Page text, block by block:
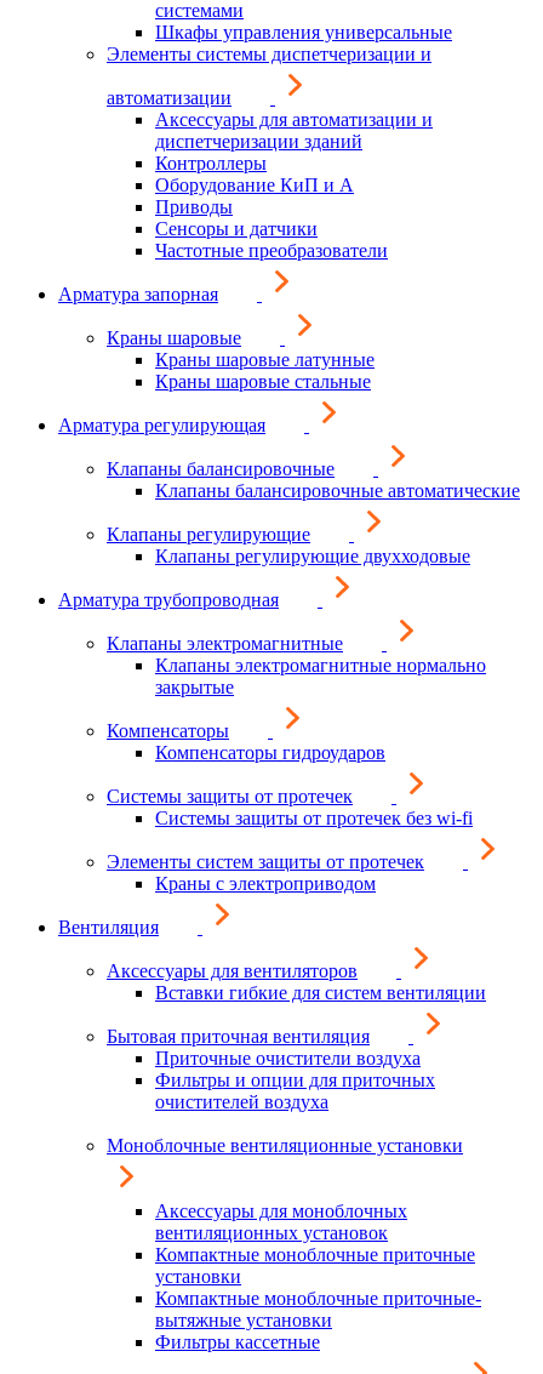
системами
Шкафы управления универсальные
Элементы системы диспетчеризации и
автоматизации
Аксессуары для автоматизации и
диспетчеризации зданий
Контроллеры
Оборудование КиП и А
Приводы
Сенсоры и датчики
Частотные преобразователи
Арматура запорная
Краны шаровые
Краны шаровые латунные
Краны шаровые стальные
Арматура регулирующая
Клапаны балансировочные
Клапаны балансировочные автоматические
Клапаны регулирующие
Клапаны регулирующие двухходовые
Арматура трубопроводная
Клапаны электромагнитные
Клапаны электромагнитные нормально
закрытые
Компенсаторы
Компенсаторы гидроударов
Системы защиты от протечек
Системы защиты от протечек без wi-fi
Элементы систем защиты от протечек
Краны с электроприводом
Вентиляция
Аксессуары для вентиляторов
Вставки гибкие для систем вентиляции
Бытовая приточная вентиляция
Приточные очистители воздуха
Фильтры и опции для приточных
очистителей воздуха
Моноблочные вентиляционные установки
Аксессуары для моноблочных
вентиляционных установок
Компактные моноблочные приточные
установки
Компактные моноблочные приточные-
вытяжные установки
Фильтры кассетные